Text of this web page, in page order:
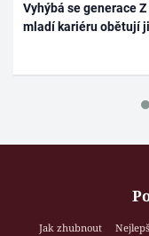
Vyhýbá se generace
mladí kariéru obětují
Jak zhubnout